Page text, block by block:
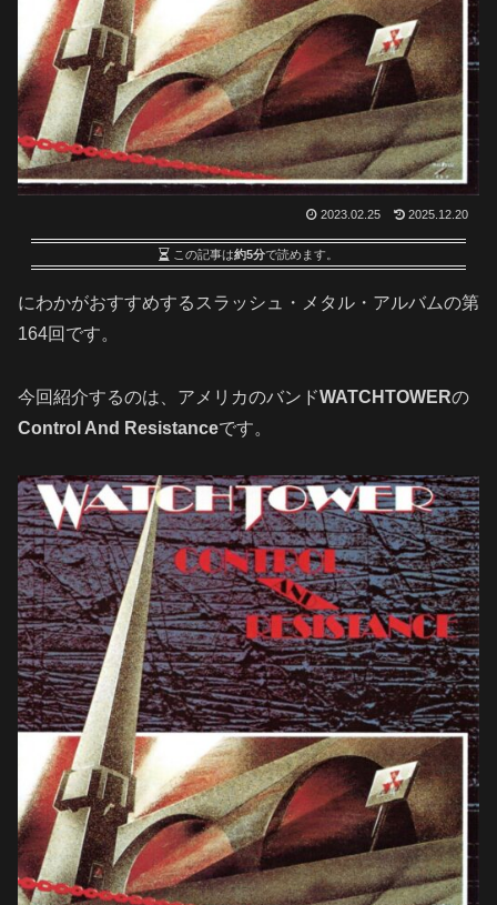
2023.02.25 2025.12.20
この記事は約5分で読めます。
にわかがおすすめするスラッシュ・メタル・アルバムの第
164回です。
今回紹介するのは、アメリカのバンドWATCHTOWERの
Control And Resistanceです。